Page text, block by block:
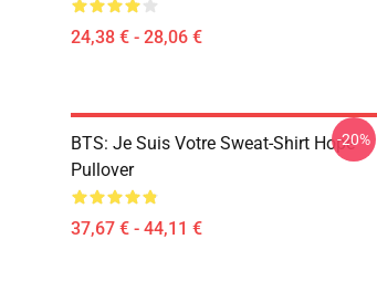
24,38 € - 28,06 €
BTS: Je Suis Votre Sweat-Shirt Hope
Pullover
37,67 € - 44,11 €
-20%